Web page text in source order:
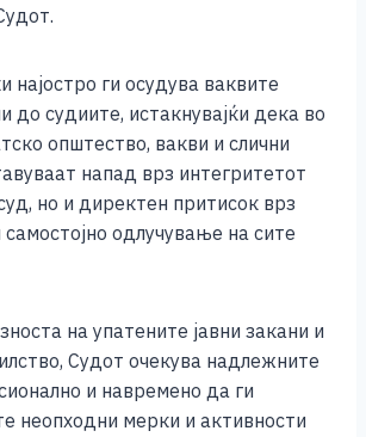
најостро ги осудува ваквите
до судиите, истакнувајќи дека во
општество, вакви и слични
напад врз интегритетот
но и директен притисок врз
самостојно одлучување на сите
на упатените јавни закани и
Судот очекува надлежните
и навремено да ги
неопходни мерки и активности